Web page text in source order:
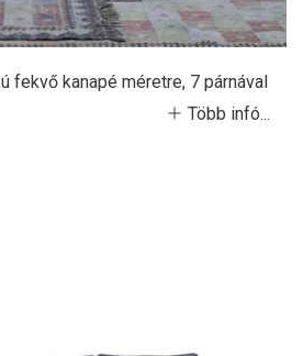
fekvő kanapé méretre, 7 párnával
Több infó...